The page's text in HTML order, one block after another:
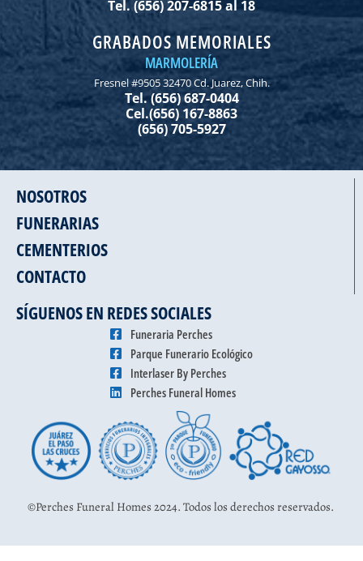
Tel. (656) 207-6815 al 18
GRABADOS MEMORIALES
MARMOLERÍA
Fresnel #9505 32470 Cd. Juarez, Chih.
Tel. (656) 687-0404
Cel.(656) 167-8863
(656) 705-5927
NOSOTROS
FUNERARIAS
CEMENTERIOS
CONTACTO
SÍGUENOS EN REDES SOCIALES
Funeraria Perches
Parque Funerario Ecológico
Interlaser By Perches
Perches Funeral Homes
©Perches Funeral Homes 2024. Todos los derechos reservados.